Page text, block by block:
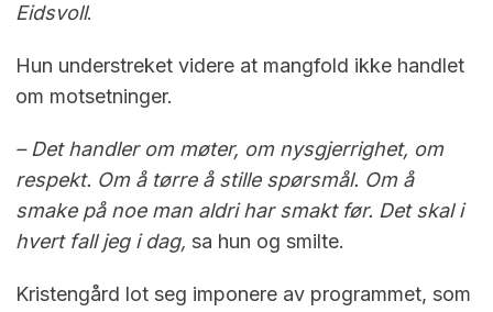
Eidsvoll.
Hun understreket videre at mangfold ikke handlet
om motsetninger.
– Det handler om møter, om nysgjerrighet, om
respekt. Om å tørre å stille spørsmål. Om å
smake på noe man aldri har smakt før. Det skal i
hvert fall jeg i dag, sa hun og smilte.
Kristengård lot seg imponere av programmet, som